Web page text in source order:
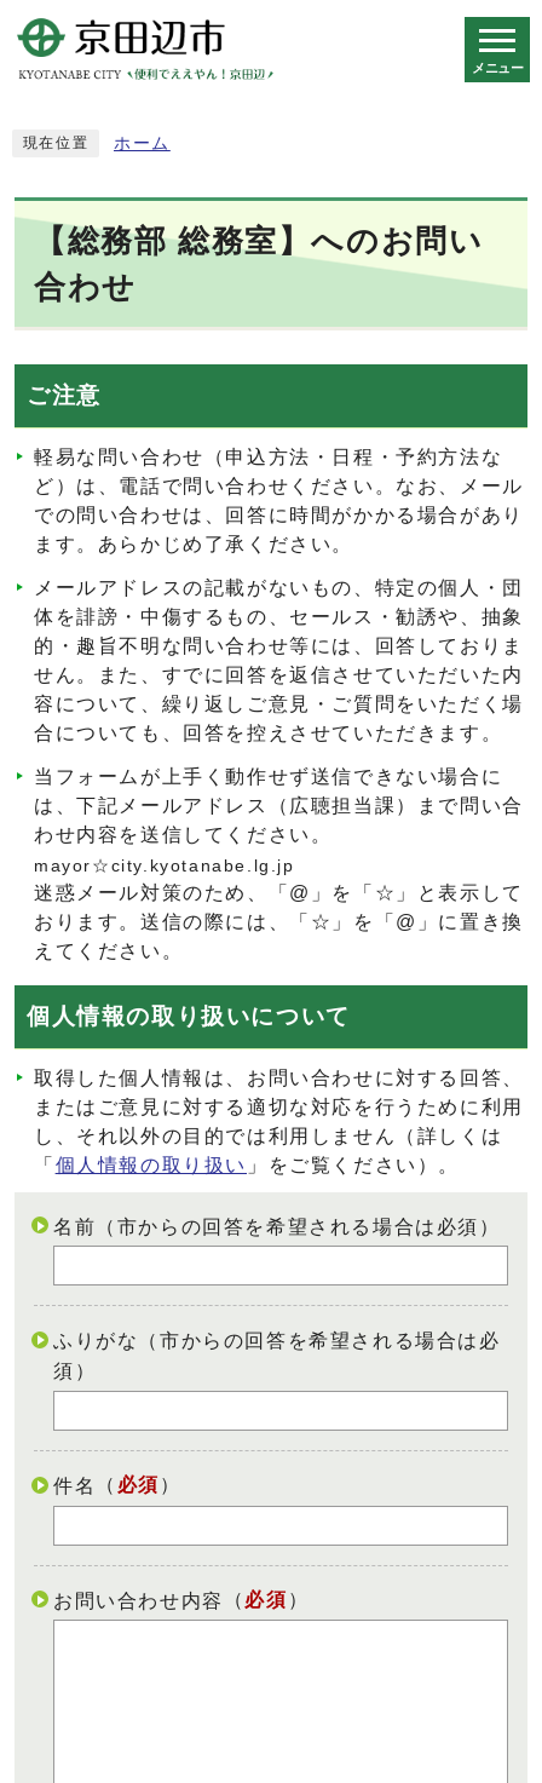
メニュー
現在位置 ホーム
【総務部 総務室】へのお問い
合わせ
ご注意
軽易な問い合わせ（申込方法・日程・予約方法な
ど）は、電話で問い合わせください。なお、メール
での問い合わせは、回答に時間がかかる場合があり
ます。あらかじめ了承ください。
メールアドレスの記載がないもの、特定の個人・団
体を誹謗・中傷するもの、セールス・勧誘や、抽象
的・趣旨不明な問い合わせ等には、回答しておりま
せん。また、すでに回答を返信させていただいた内
容について、繰り返しご意見・ご質問をいただく場
合についても、回答を控えさせていただきます。
当フォームが上手く動作せず送信できない場合に
は、下記メールアドレス（広聴担当課）まで問い合
わせ内容を送信してください。
mayor☆city.kyotanabe.lg.jp
迷惑メール対策のため、「@」を「☆」と表示して
おります。送信の際には、「☆」を「@」に置き換
えてください。
個人情報の取り扱いについて
取得した個人情報は、お問い合わせに対する回答、
またはご意見に対する適切な対応を行うために利用
し、それ以外の目的では利用しません（詳しくは
「 個人情報の取り扱い 」をご覧ください）。
名前（市からの回答を希望される場合は必須）
ふりがな（市からの回答を希望される場合は必
須）
件名 （ 必須 ）
お問い合わせ内容 （ 必須 ）